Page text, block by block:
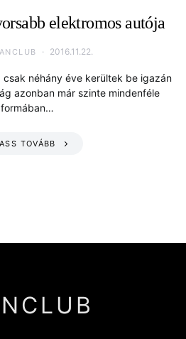
elektromos autója
2016.11.22.
néhány éve kerültek be igazán
azonban már szinte mindenféle
formában…
TOVÁBB